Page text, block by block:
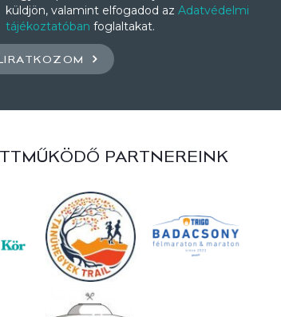
küldjön, valamint elfogadod az Adatvédelmi
tájékoztatóban foglaltakat.
PARTNEREINK